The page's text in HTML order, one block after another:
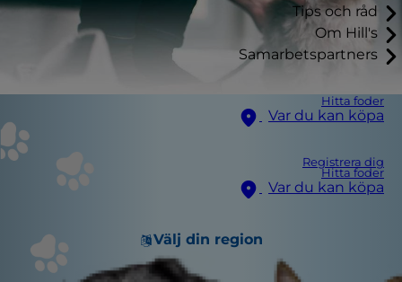
Tips och råd
Om Hill's
Samarbetspartners
Hitta foder
Var du kan köpa
Registrera dig
Hitta foder
Var du kan köpa
Välj din region